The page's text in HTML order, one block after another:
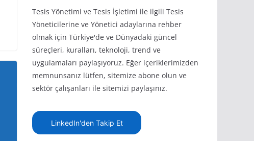
Tesis Yönetimi ve Tesis İşletimi ile ilgili Tesis
Yöneticilerine ve Yönetici adaylarına rehber
olmak için Türkiye'de ve Dünyadaki güncel
süreçleri, kuralları, teknoloji, trend ve
uygulamaları paylaşıyoruz. Eğer içeriklerimizden
memnunsanız lütfen, sitemize abone olun ve
sektör çalışanları ile sitemizi paylaşınız.
LinkedIn'den Takip Et